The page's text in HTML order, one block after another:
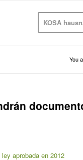
KOSA
You
aprobada en 2012